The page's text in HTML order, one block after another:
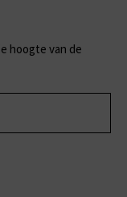
hoogte van de